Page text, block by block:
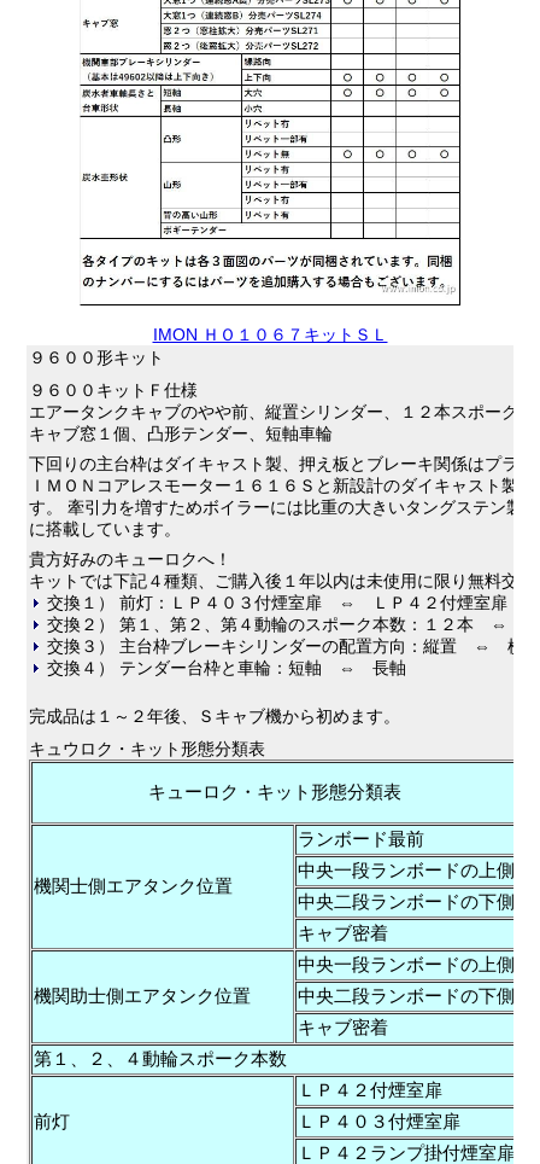
IMON ＨＯ１０６７キットＳＬ
９６００形キット
９６００キットＦ仕様
エアータンクキャブのやや前、縦置シリンダー、１２本スポーク、
キャブ窓１個、凸形テンダー、短軸車輪
下回りの主台枠はダイキャスト製、押え板とブレーキ関係はプラ
ＩＭＯＮコアレスモーター１６１６Ｓと新設計のダイキャスト製
す。 牽引力を増すためボイラーには比重の大きいタングステン製
に搭載しています。
貴方好みのキューロクへ！
キットでは下記４種類、ご購入後１年以内は未使用に限り無料交
交換１） 前灯：ＬＰ４０３付煙室扉 ⇔ ＬＰ４２付煙室扉
交換２） 第１、第２、第４動輪のスポーク本数：１２本 ⇔
交換３） 主台枠ブレーキシリンダーの配置方向：縦置 ⇔ 横置
交換４） テンダー台枠と車輪：短軸 ⇔ 長軸
完成品は１～２年後、Ｓキャブ機から初めます。
キュウロク・キット形態分類表
キューロク・キット形態分類表
機関士側エアタンク位置
ランボード最前
中央一段ランボードの上側
中央二段ランボードの下側
キャブ密着
機関助士側エアタンク位置
中央一段ランボードの上側
中央二段ランボードの下側
キャブ密着
第１、２、４動輪スポーク本数
前灯
ＬＰ４２付煙室扉
ＬＰ４０３付煙室扉
ＬＰ４２ランプ掛付煙室扉